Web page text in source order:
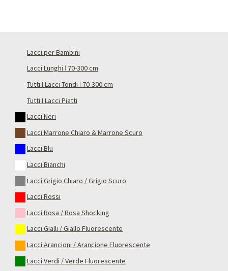
Lacci per Bambini
Lacci Lunghi ǀ 70-300 cm
Tutti I Lacci Tondi ǀ 70-300 cm
Tutti I Lacci Piatti
Lacci Neri
Lacci Marrone Chiaro & Marrone Scuro
Lacci Blu
Lacci Bianchi
Lacci Grigio Chiaro / Grigio Scuro
Lacci Rossi
Lacci Rosa / Rosa Shocking
Lacci Gialli / Giallo Fluorescente
Lacci Arancioni / Arancione Fluorescente
Lacci Verdi / Verde Fluorescente